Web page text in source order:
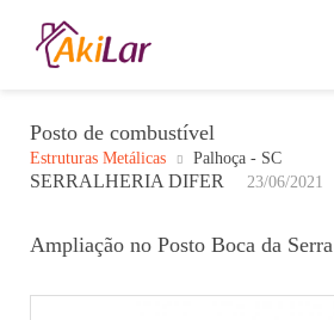
Posto de combustível
Estruturas Metálicas Palhoça - SC
SERRALHERIA DIFER 23/06/2021
Ampliação no Posto Boca da Serra